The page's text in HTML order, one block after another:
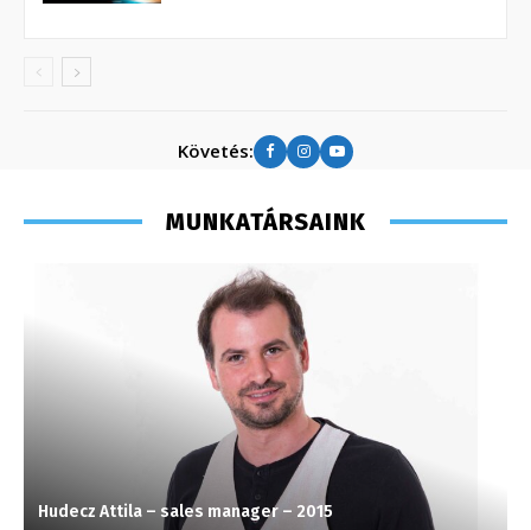
Követés:
MUNKATÁRSAINK
Hudecz Attila – sales manager – 2015